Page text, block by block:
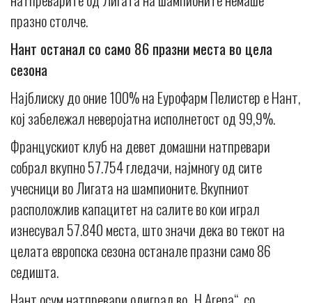
празно столче.
Нант останал со само 86 празни места во цела
сезона
Најблиску до oние 100% на Еурофарм Пелистер е Нант,
кој забележал неверојатна исполнетост од 99,9%.
Францускиот клуб на девет домашни натпревари
собрал вкупно 57.754 гледачи, најмногу од сите
учесници во Лигата на шампионите. Вкупниот
расположлив капацитет на салите во кои играл
изнесувал 57.840 места, што значи дека во текот на
целата европска сезона останале празни само 86
седишта.